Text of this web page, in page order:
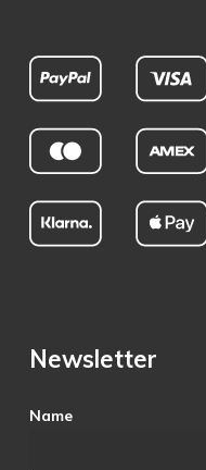
Newsletter
Name